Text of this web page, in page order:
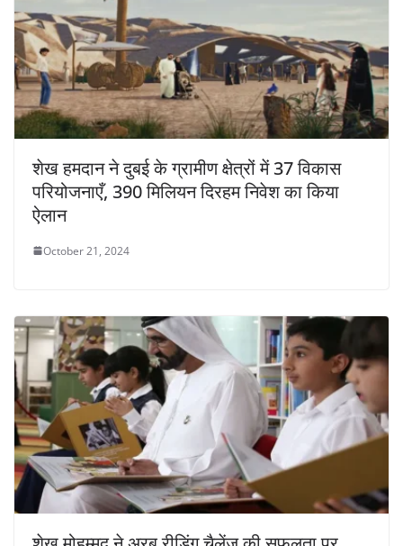
शेख हमदान ने दुबई के ग्रामीण क्षेत्रों में 37 विकास
परियोजनाएँ, 390 मिलियन दिरहम निवेश का किया
ऐलान
October 21, 2024